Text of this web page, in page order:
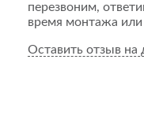
перезвоним,
время монтажа или
Оставить отзыв на